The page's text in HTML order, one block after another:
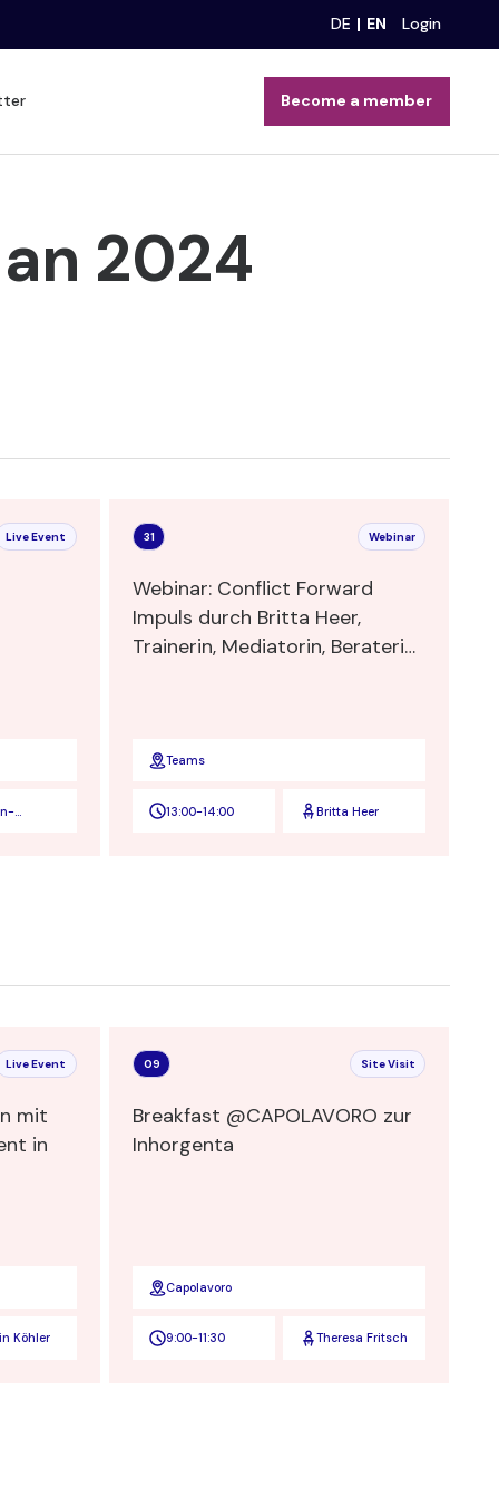
DE EN Login
Become a member
2024
Live Event 31 Webinar
Webinar: Conflict Forward
Impuls durch Britta Heer,
Trainerin, Mediatorin, Beraterin
Teams
13:00-14:00 Britta Heer
Live Event
mit
in
Köhler
09 Site Visit
Breakfast @CAPOLAVORO zur
Inhorgenta
Capolavoro
9:00-11:30 Theresa Fritsch